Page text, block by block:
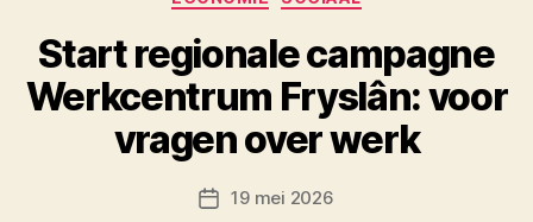
Start regionale campagne
Werkcentrum Fryslân: voor
vragen over werk
Berichtdatum
19 mei 2026